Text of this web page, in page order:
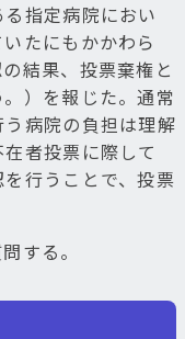
指定病院におい
たにもかかわら
結果、投票棄権と
）を報じた。通常
病院の負担は理解
者投票に際して
行うことで、投票
する。